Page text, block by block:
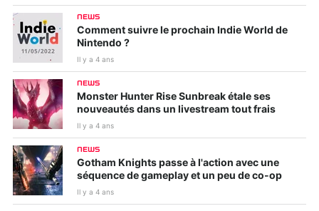
NEWS
Comment suivre le prochain Indie World de
Nintendo ?
Il y a 4 ans
NEWS
Monster Hunter Rise Sunbreak étale ses
nouveautés dans un livestream tout frais
Il y a 4 ans
NEWS
Gotham Knights passe à l'action avec une
séquence de gameplay et un peu de co-op
Il y a 4 ans